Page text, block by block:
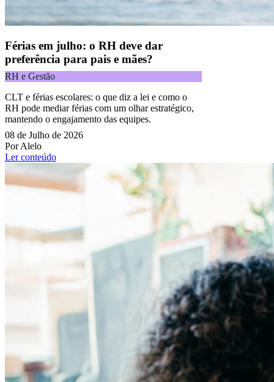
Férias em julho: o RH deve dar
preferência para pais e mães?
RH e Gestão
CLT e férias escolares: o que diz a lei e como o
RH pode mediar férias com um olhar estratégico,
mantendo o engajamento das equipes.
08 de Julho de 2026
Por Alelo
Ler conteúdo